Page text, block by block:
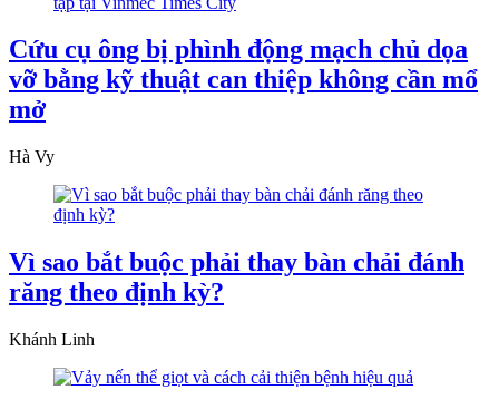
Cứu cụ ông bị phình động mạch chủ dọa
vỡ bằng kỹ thuật can thiệp không cần mổ
mở
Hà Vy
Vì sao bắt buộc phải thay bàn chải đánh
răng theo định kỳ?
Khánh Linh